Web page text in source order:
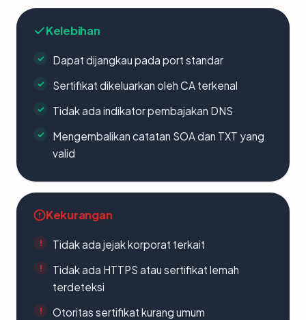
Kelebihan
Dapat dijangkau pada port standar
Sertifikat dikeluarkan oleh CA terkenal
Tidak ada indikator pembajakan DNS
Mengembalikan catatan SOA dan TXT yang
valid
Kekurangan
Tidak ada jejak korporat terkait
Tidak ada HTTPS atau sertifikat lemah
terdeteksi
Otoritas sertifikat kurang umum